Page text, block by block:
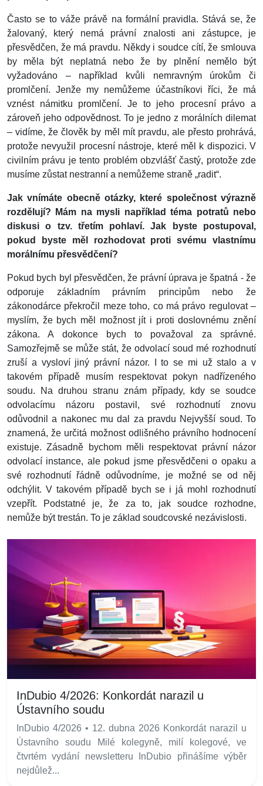
Často se to váže právě na formální pravidla. Stává se, že
žalovaný, který nemá právní znalosti ani zástupce, je
přesvědčen, že má pravdu. Někdy i soudce cítí, že smlouva
by měla být neplatná nebo že by plnění nemělo být
vyžadováno – například kvůli nemravným úrokům či
promlčení. Jenže my nemůžeme účastníkovi říci, že má
vznést námitku promlčení. Je to jeho procesní právo a
zároveň jeho odpovědnost. To je jedno z morálních dilemat
– vidíme, že člověk by měl mít pravdu, ale přesto prohrává,
protože nevyužil procesní nástroje, které měl k dispozici. V
civilním právu je tento problém obzvlášť častý, protože zde
musíme zůstat nestranní a nemůžeme straně „radit“.
Jak vnímáte obecně otázky, které společnost výrazně
rozdělují? Mám na mysli například téma potratů nebo
diskusi o tzv. třetím pohlaví. Jak byste postupoval,
pokud byste měl rozhodovat proti svému vlastnímu
morálnímu přesvědčení?
Pokud bych byl přesvědčen, že právní úprava je špatná - že
odporuje základním právním principům nebo že
zákonodárce překročil meze toho, co má právo regulovat –
myslím, že bych měl možnost jít i proti doslovnému znění
zákona. A dokonce bych to považoval za správné.
Samozřejmě se může stát, že odvolací soud mé rozhodnutí
zruší a vysloví jiný právní názor. I to se mi už stalo a v
takovém případě musím respektovat pokyn nadřízeného
soudu. Na druhou stranu znám případy, kdy se soudce
odvolacímu názoru postavil, své rozhodnutí znovu
odůvodnil a nakonec mu dal za pravdu Nejvyšší soud. To
znamená, že určitá možnost odlišného právního hodnocení
existuje. Zásadně bychom měli respektovat právní názor
odvolací instance, ale pokud jsme přesvědčeni o opaku a
své rozhodnutí řádně odůvodníme, je možné se od něj
odchýlit. V takovém případě bych se i já mohl rozhodnutí
vzepřít. Podstatné je, že za to, jak soudce rozhodne,
nemůže být trestán. To je základ soudcovské nezávislosti.
InDubio 4/2026: Konkordát narazil u
Ústavního soudu
InDubio 4/2026 • 12. dubna 2026 Konkordát narazil u
Ústavního soudu Milé kolegyně, milí kolegové, ve
čtvrtém vydání newsletteru InDubio přinášíme výběr
nejdůlež...